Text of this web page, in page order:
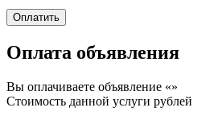
Оплата объявления
Вы оплачиваете объявление «»
Стоимость данной услуги рублей